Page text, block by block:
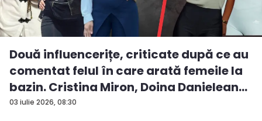
03 iulie 2026, 08:30
Două influencerițe, criticate după ce au
comentat felul în care arată femeile la
bazin. Cristina Miron, Doina Danielean
ș...